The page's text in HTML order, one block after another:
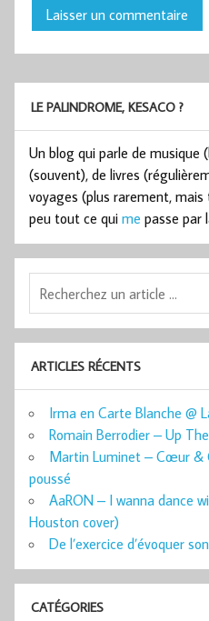
LE PALINDROME, KESACO ?
Un blog qui parle de musique
(souvent), de livres
voyages (plus rarement,
peu tout ce qui me passe par
ARTICLES RÉCENTS
Irma en Carte Blanche @
Romain Berrodier – Up
Martin Luminet – Cœur &
poussé
AaRON – I wanna dance
Houston cover)
De l’exercice d’évoquer
CATÉGORIES